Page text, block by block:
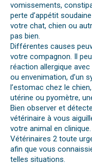
vomissements,
perte d’appétit
votre chat, chien ou
pas bien.
Différentes causes
votre compagnon. Il
réaction allergique
ou envenimation, d’un
l’estomac chez le
utérine ou pyomètre,
Bien observer et
vétérinaire à vous
votre animal en clinique.
Vétérinaires 2 toute
afin que vous
telles situations.